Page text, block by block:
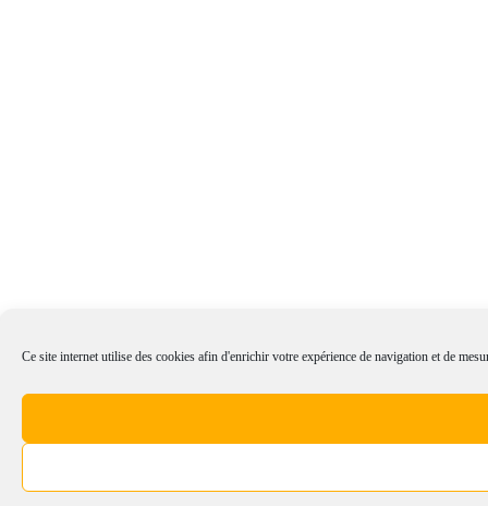
Ce site internet utilise des cookies afin d'enrichir votre expérience de navigation et de